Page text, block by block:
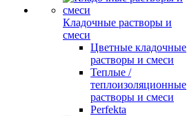
Кладочные растворы и
смеси
Цветные кладочные
растворы и смеси
Теплые /
теплоизоляционные
растворы и смеси
Perfekta